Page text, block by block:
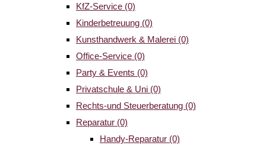
KfZ-Service (0)
Kinderbetreuung (0)
Kunsthandwerk & Malerei (0)
Office-Service (0)
Party & Events (0)
Privatschule & Uni (0)
Rechts-und Steuerberatung (0)
Reparatur (0)
Handy-Reparatur (0)